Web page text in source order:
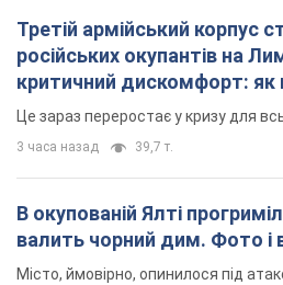
Третій армійський корпус
російських окупантів на
критичний дискомфорт: як
Це зараз переростає у кризу для
3 часа назад 39,7 т.
В окупованій Ялті
валить чорний дим. Фото і
Місто, ймовірно, опинилося під